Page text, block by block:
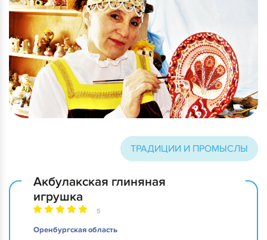
ТРАДИЦИИ И ПРОМЫСЛЫ
Акбулакская глиняная
игрушка
5
Оренбургская область